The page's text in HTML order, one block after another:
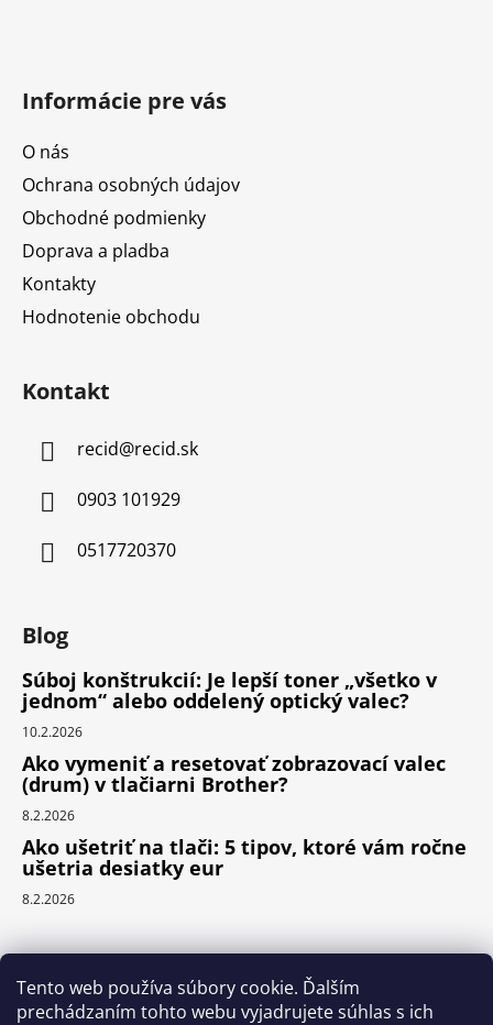
Tento web používa súbory cookie. Ďalším
prechádzaním tohto webu vyjadrujete súhlas s ich
Informácie pre vás
O nás
Ochrana osobných údajov
Obchodné podmienky
Doprava a pladba
Kontakty
Hodnotenie obchodu
Kontakt
recid@recid.sk
0903 101929
0517720370
Blog
Súboj konštrukcií: Je lepší toner „všetko v
jednom“ alebo oddelený optický valec?
10.2.2026
Ako vymeniť a resetovať zobrazovací valec
(drum) v tlačiarni Brother?
8.2.2026
Ako ušetriť na tlači: 5 tipov, ktoré vám ročne
ušetria desiatky eur
8.2.2026
Prijímame online platby